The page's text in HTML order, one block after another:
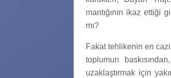
mantığının ikaz ettiği
mı?
Fakat tehlikenin en
toplumun
uzaklaştırmak için